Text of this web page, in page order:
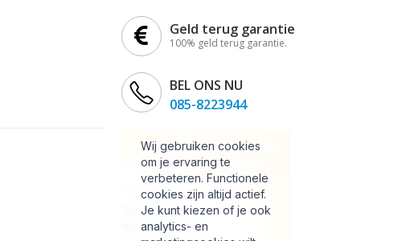
Geld terug garantie
100% geld terug garantie.
BEL ONS NU
085-8223944